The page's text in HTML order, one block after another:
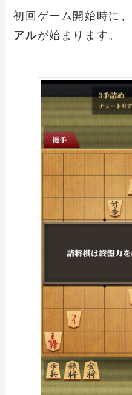
初回ゲーム開始時に、
アルが始まります。